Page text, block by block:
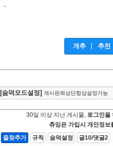
.
개추 추천
[숨덕모드설정] 게시판최상단항상설정가능
30일 이상 지난 게시물, 로그인을
츄잉은 가입시 개인정보
즐찾추가
규칙 숨덕설정 글10/댓글2